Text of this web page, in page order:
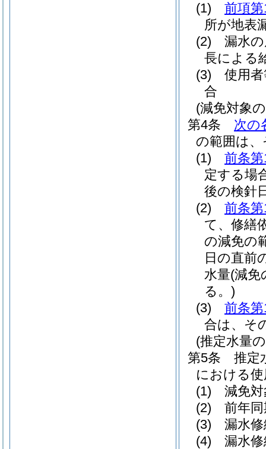
(1)
前項
所が地表
(2)
漏水
長による
(3)
使用
合
(減免対象
第4条
次の
の範囲は
(1)
前条
定する場
後の検針
(2)
前条
て、修繕
の減免の
日の直前
水量(減免
る。)
(3)
前条
合は、そ
(推定水量
第5条
推定
における
(1)
減免
(2)
前年
(3)
漏水
(4)
漏水